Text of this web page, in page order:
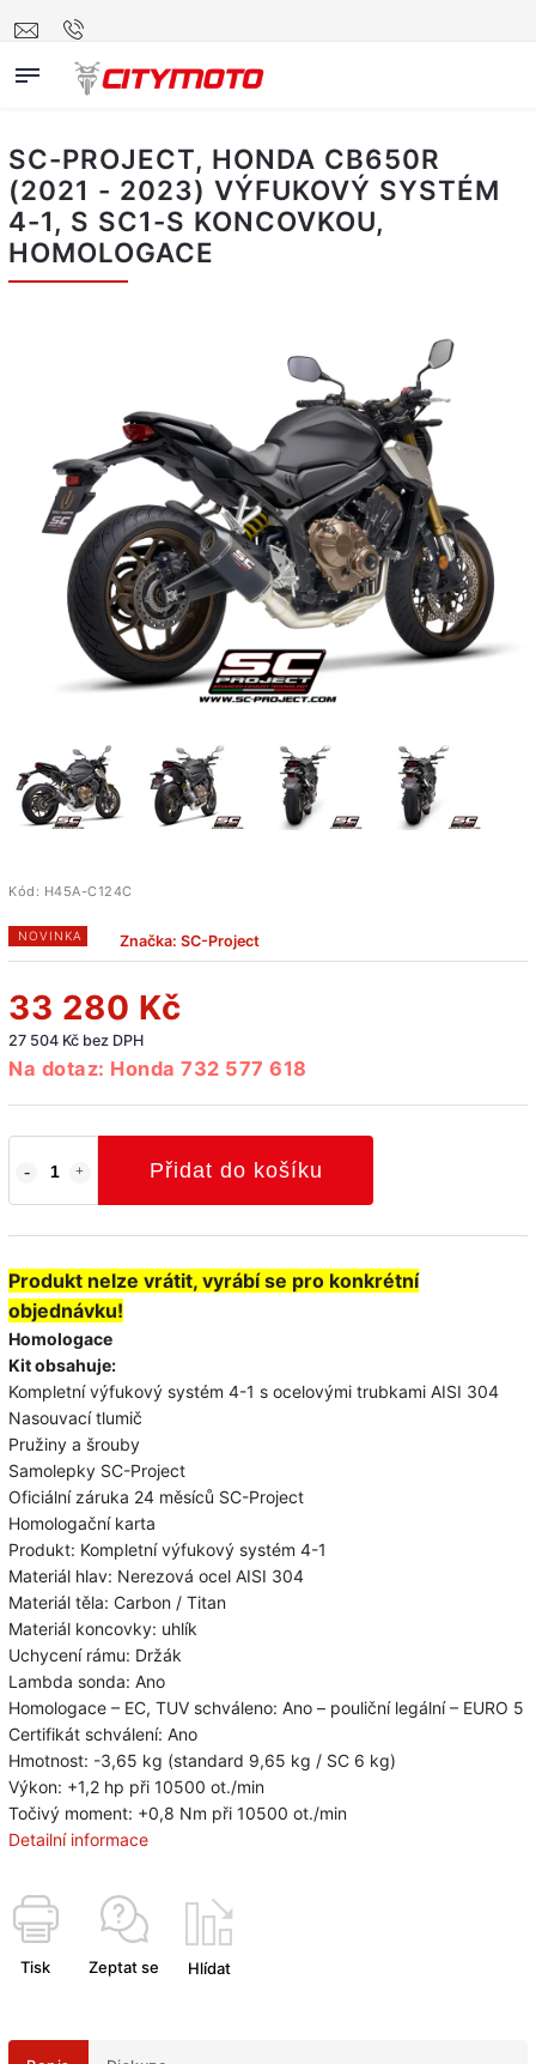
SC-PROJECT, HONDA CB650R
(2021 - 2023) VÝFUKOVÝ SYSTÉM
4-1, S SC1-S KONCOVKOU,
HOMOLOGACE
Kód: H45A-C124C
NOVINKA Značka: SC-Project
33 280 Kč
27 504 Kč bez DPH
Na dotaz: Honda 732 577 618
Přidat do košíku
Produkt nelze vrátit, vyrábí se pro konkrétní
objednávku!
Homologace
Kit obsahuje:
Kompletní výfukový systém 4-1 s ocelovými trubkami AISI 304
Nasouvací tlumič
Pružiny a šrouby
Samolepky SC-Project
Oficiální záruka 24 měsíců SC-Project
Homologační karta
Produkt: Kompletní výfukový systém 4-1
Materiál hlav: Nerezová ocel AISI 304
Materiál těla: Carbon / Titan
Materiál koncovky: uhlík
Uchycení rámu: Držák
Lambda sonda: Ano
Homologace – EC, TUV schváleno: Ano – pouliční legální – EURO 5
Certifikát schválení: Ano
Hmotnost: -3,65 kg (standard 9,65 kg / SC 6 kg)
Výkon: +1,2 hp při 10500 ot./min
Točivý moment: +0,8 Nm při 10500 ot./min
Detailní informace
Tisk Zeptat se Hlídat